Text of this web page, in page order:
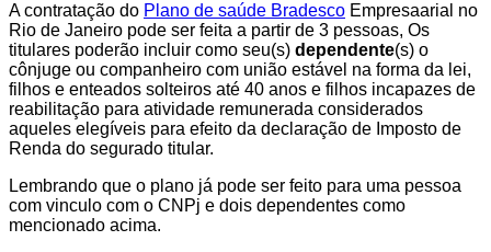
A contratação do Plano de saúde Bradesco Empresaarial no
Rio de Janeiro pode ser feita a partir de 3 pessoas, Os
titulares poderão incluir como seu(s) dependente(s) o
cônjuge ou companheiro com união estável na forma da lei,
filhos e enteados solteiros até 40 anos e filhos incapazes de
reabilitação para atividade remunerada considerados
aqueles elegíveis para efeito da declaração de Imposto de
Renda do segurado titular.
Lembrando que o plano já pode ser feito para uma pessoa
com vinculo com o CNPj e dois dependentes como
mencionado acima.